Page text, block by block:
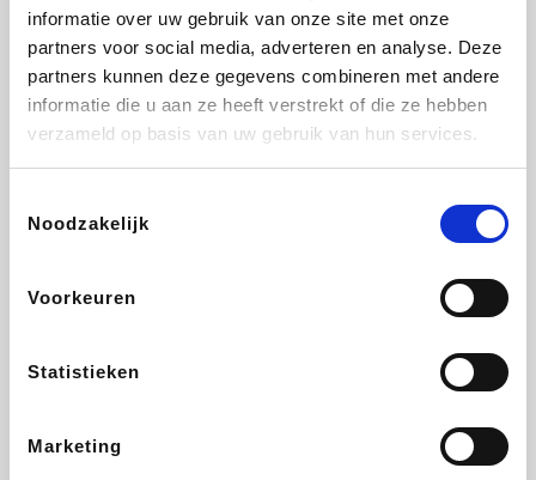
informatie over uw gebruik van onze site met onze
partners voor social media, adverteren en analyse. Deze
partners kunnen deze gegevens combineren met andere
informatie die u aan ze heeft verstrekt of die ze hebben
verzameld op basis van uw gebruik van hun services.
Noodzakelijk
Voorkeuren
Statistieken
Marketing
All Accor
DectDirect
SupraBazar